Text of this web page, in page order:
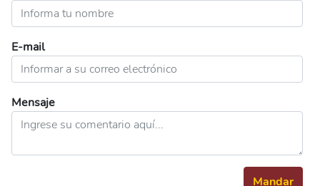
E-mail
Mensaje
Mandar